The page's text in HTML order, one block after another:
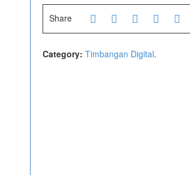
Share
Category: Timbangan Digital.